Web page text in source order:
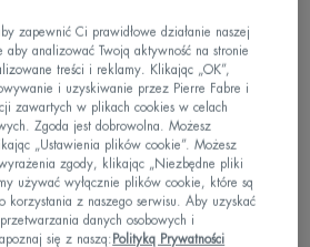
ochronę przeciwsłoneczną.
bezpośrednio na źródło
wysoka ochrona przed
i światłem niebieskim.
aktywny o opatentowanych
zapewnić Ci prawidłowe działanie naszej
analizować Twoją aktywność na stronie
treści i reklamy. Klikając „OK”,
i uzyskiwanie przez Pierre Fabre i
zawartych w plikach cookies w celach
Zgoda jest dobrowolna. Możesz
„Ustawienia plików cookie”. Możesz
zgody, klikając „Niezbędne pliki
używać wyłącznie plików cookie, które są
korzystania z naszego serwisu. Aby uzyskać
danych osobowych i
się z naszą: Polityką Prywatności